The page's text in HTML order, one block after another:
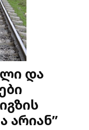
და
არიან”